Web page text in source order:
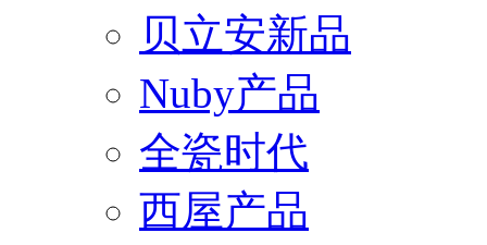
贝立安新品
Nuby产品
全瓷时代
西屋产品